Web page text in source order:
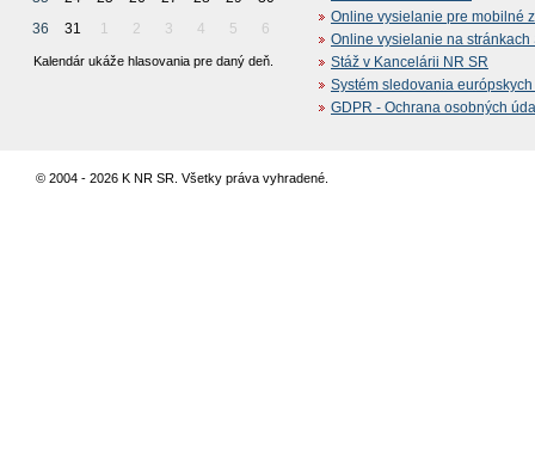
36
31 1 2 3 4 5 6
Kalendár ukáže hlasovania pre daný deň.
Online vysielanie pre mobilné
Online vysielanie na stránkach
Stáž v Kancelárii NR SR
Systém sledovania
GDPR - Ochrana osobných
© 2004 - 2026 K NR SR. Všetky práva vyhradené.